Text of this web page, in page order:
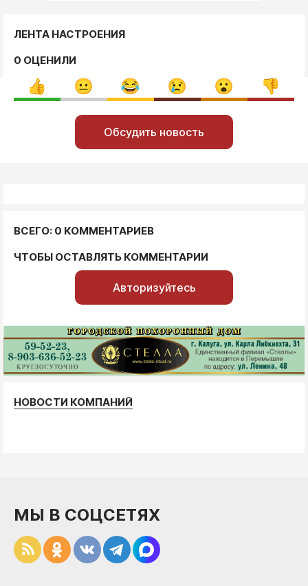
ЛЕНТА НАСТРОЕНИЯ
0 ОЦЕНИЛИ
Обсудить новость
ВСЕГО: 0 КОММЕНТАРИЕВ
ЧТОБЫ ОСТАВЛЯТЬ КОММЕНТАРИИ
Авторизуйтесь
НОВОСТИ КОМПАНИЙ
МЫ В СОЦСЕТЯХ